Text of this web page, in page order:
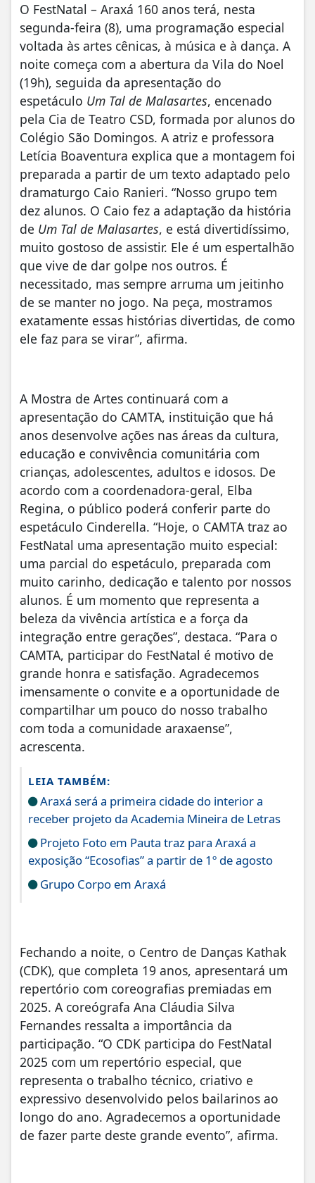
O FestNatal – Araxá 160 anos terá, nesta
segunda-feira (8), uma programação especial
voltada às artes cênicas, à música e à dança. A
noite começa com a abertura da Vila do Noel
(19h), seguida da apresentação do
espetáculo Um Tal de Malasartes, encenado
pela Cia de Teatro CSD, formada por alunos do
Colégio São Domingos. A atriz e professora
Letícia Boaventura explica que a montagem foi
preparada a partir de um texto adaptado pelo
dramaturgo Caio Ranieri. “Nosso grupo tem
dez alunos. O Caio fez a adaptação da história
de Um Tal de Malasartes, e está divertidíssimo,
muito gostoso de assistir. Ele é um espertalhão
que vive de dar golpe nos outros. É
necessitado, mas sempre arruma um jeitinho
de se manter no jogo. Na peça, mostramos
exatamente essas histórias divertidas, de como
ele faz para se virar”, afirma.
A Mostra de Artes continuará com a
apresentação do CAMTA, instituição que há
anos desenvolve ações nas áreas da cultura,
educação e convivência comunitária com
crianças, adolescentes, adultos e idosos. De
acordo com a coordenadora-geral, Elba
Regina, o público poderá conferir parte do
espetáculo Cinderella. “Hoje, o CAMTA traz ao
FestNatal uma apresentação muito especial:
uma parcial do espetáculo, preparada com
muito carinho, dedicação e talento por nossos
alunos. É um momento que representa a
beleza da vivência artística e a força da
integração entre gerações”, destaca. “Para o
CAMTA, participar do FestNatal é motivo de
grande honra e satisfação. Agradecemos
imensamente o convite e a oportunidade de
compartilhar um pouco do nosso trabalho
com toda a comunidade araxaense”,
acrescenta.
LEIA TAMBÉM:
Araxá será a primeira cidade do interior a
receber projeto da Academia Mineira de Letras
Projeto Foto em Pauta traz para Araxá a
exposição “Ecosofias” a partir de 1º de agosto
Grupo Corpo em Araxá
Fechando a noite, o Centro de Danças Kathak
(CDK), que completa 19 anos, apresentará um
repertório com coreografias premiadas em
2025. A coreógrafa Ana Cláudia Silva
Fernandes ressalta a importância da
participação. “O CDK participa do FestNatal
2025 com um repertório especial, que
representa o trabalho técnico, criativo e
expressivo desenvolvido pelos bailarinos ao
longo do ano. Agradecemos a oportunidade
de fazer parte deste grande evento”, afirma.